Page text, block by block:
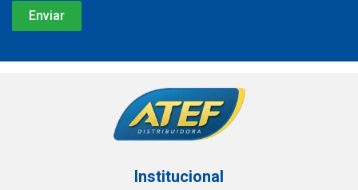
Institucional